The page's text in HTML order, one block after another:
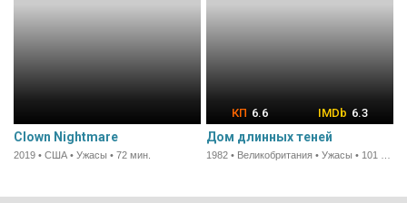
Clown Nightmare
2019 • США • Ужасы • 72 мин.
6.6 6.3
Дом длинных теней